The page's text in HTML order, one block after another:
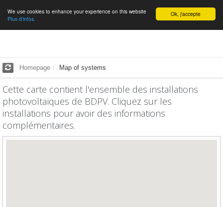
English Ok, j'accepte
We use cookies to enhance your experience on this website
Plus d'infos.
Homepage Map of systems
Cette carte contient l'ensemble des installations
photovoltaïques de BDPV. Cliquez sur les
installations pour avoir des informations
complémentaires.